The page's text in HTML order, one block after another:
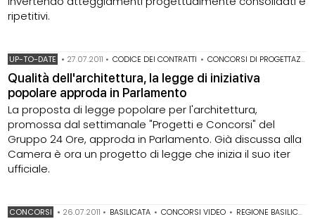
ripetitivi.
UP-TO-DATE • 27.07.2011 • CODICE DEI CONTRATTI • CONCORSI DI PROGETTAZIONE A PROCEDURA APERTA
Qualità dell'architettura, la legge di iniziativa
popolare approda in Parlamento
La proposta di legge popolare per l'architettura,
promossa dal settimanale "Progetti e Concorsi" del
Gruppo 24 Ore, approda in Parlamento. Già discussa alla
Camera è ora un progetto di legge che inizia il suo iter
ufficiale.
CONCORSI • 26.07.2011 • BASILICATA • CONCORSI VIDEO • REGIONE BASILICATA